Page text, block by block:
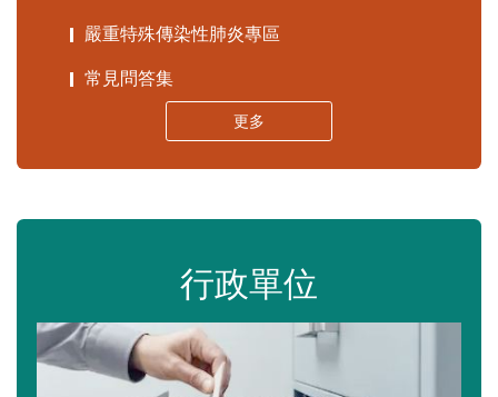
嚴重特殊傳染性肺炎專區
常見問答集
更多
行政單位